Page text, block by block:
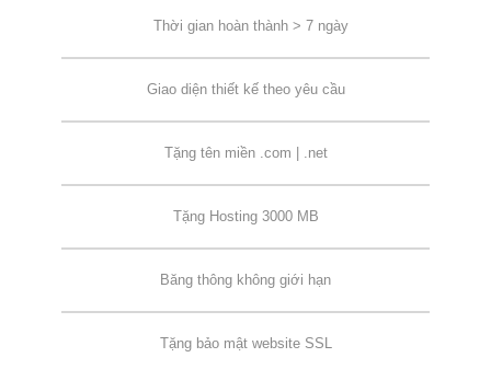
Thời gian hoàn thành > 7 ngày
Giao diện thiết kế theo yêu cầu
Tặng tên miền .com | .net
Tặng Hosting 3000 MB
Băng thông không giới hạn
Tặng bảo mật website SSL